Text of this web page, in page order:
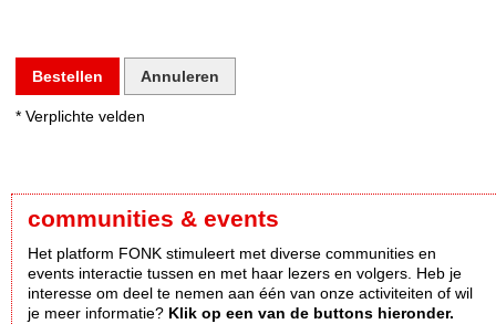
Bestellen Annuleren
* Verplichte velden
communities & events
Het platform FONK stimuleert met diverse communities en
events interactie tussen en met haar lezers en volgers. Heb je
interesse om deel te nemen aan één van onze activiteiten of wil
je meer informatie? Klik op een van de buttons hieronder.